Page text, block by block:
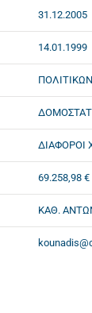
31.12.2005
14.01.1999
ΔΙΑΦΟΡΟΙ
69.258,98 €
ΚΑΘ.